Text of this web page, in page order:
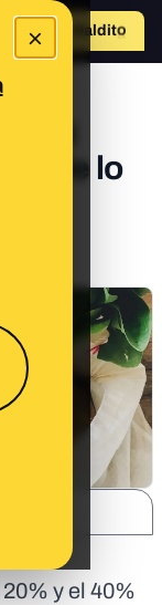
×
Hazte Maldito
el
de lo
y el 40%